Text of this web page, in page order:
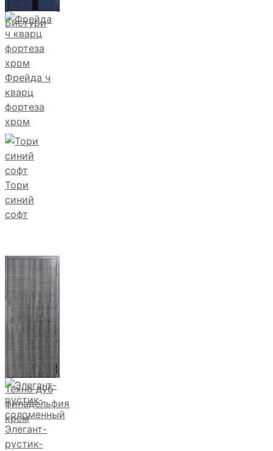
Бистури
Фрейда ч
кварц
фортеза
хром
Тори
синий
софт
Техно дуб
филадельфия
крем
Элегант-
рустик-